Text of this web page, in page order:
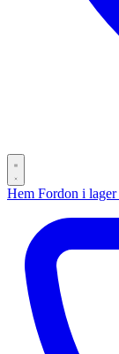
Hem Fordon i lager